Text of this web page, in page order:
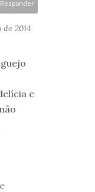
Responder
2014
e